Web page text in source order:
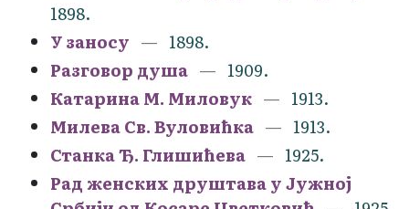
1898.
У заносу
1898.
Разговор душа
1909.
Катарина М. Миловук
1913.
Милева Св. Вуловићка
1913.
Станка Ђ. Глишићева
1925.
Рад женских друштава у Јужној